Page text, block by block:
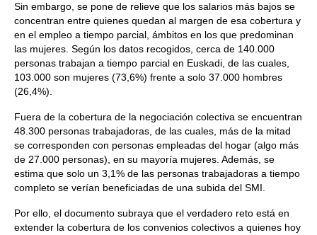
Sin embargo, se pone de relieve que los salarios más bajos se
concentran entre quienes quedan al margen de esa cobertura y
en el empleo a tiempo parcial, ámbitos en los que predominan
las mujeres. Según los datos recogidos, cerca de 140.000
personas trabajan a tiempo parcial en Euskadi, de las cuales,
103.000 son mujeres (73,6%) frente a solo 37.000 hombres
(26,4%).
Fuera de la cobertura de la negociación colectiva se encuentran
48.300 personas trabajadoras, de las cuales, más de la mitad
se corresponden con personas empleadas del hogar (algo más
de 27.000 personas), en su mayoría mujeres. Además, se
estima que solo un 3,1% de las personas trabajadoras a tiempo
completo se verían beneficiadas de una subida del SMI.
Por ello, el documento subraya que el verdadero reto está en
extender la cobertura de los convenios colectivos a quienes hoy